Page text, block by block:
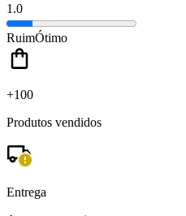
1.0
RuimÓtimo
+100
Produtos vendidos
Entrega